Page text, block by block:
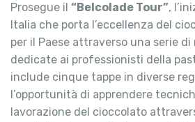
Prosegue il “Belcolade Tour”,
Italia che porta l’eccellenza del
per il Paese attraverso una serie
dedicate ai professionisti della
include cinque tappe in diverse
l’opportunità di apprendere
lavorazione del cioccolato